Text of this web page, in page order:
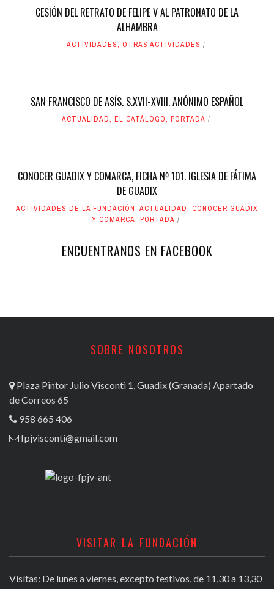
CESIÓN DEL RETRATO DE FELIPE V AL PATRONATO DE LA
ALHAMBRA
ACTIVIDADES, OTRAS ACTIVIDADES
SAN FRANCISCO DE ASÍS. S.XVII-XVIII. ANÓNIMO ESPAÑOL
ACTUALIDAD, EL CATÁLOGO, PORTADA
CONOCER GUADIX Y COMARCA, FICHA Nº 101. IGLESIA DE FÁTIMA
DE GUADIX
ACTIVIDADES DE LA FUNDACIÓN, ACTUALIDAD, CONOCER GUADIX
Y COMARCA, PORTADA
ENCUENTRANOS EN FACEBOOK
SOBRE NOSOTROS
Plaza Pintor Julio Visconti 1, Guadix (Granada) Apartado
de Correos 65
958 665 406
fpjvisconti@gmail.com
VISITAR LA FUNDACIÓN
Visítas: De lunes a viernes, excepto festivos, de 11,30 a 13,30